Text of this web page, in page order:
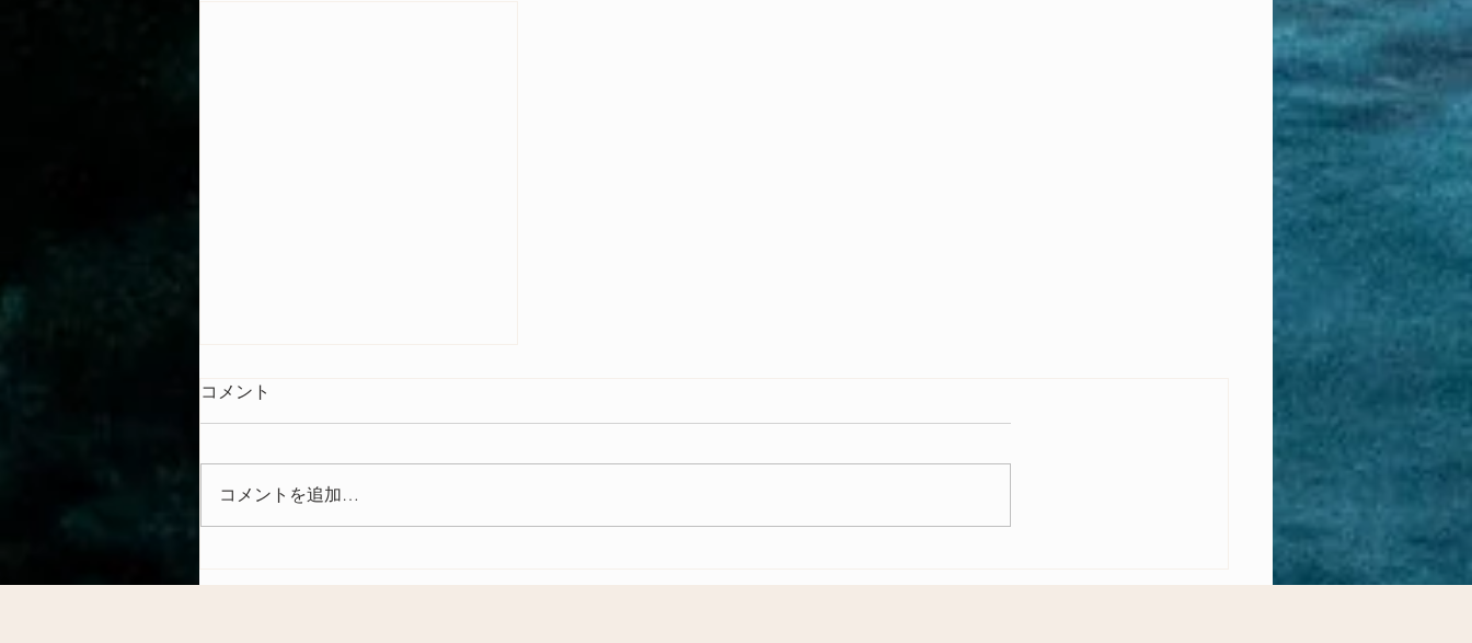
コメント
コメントを追加…